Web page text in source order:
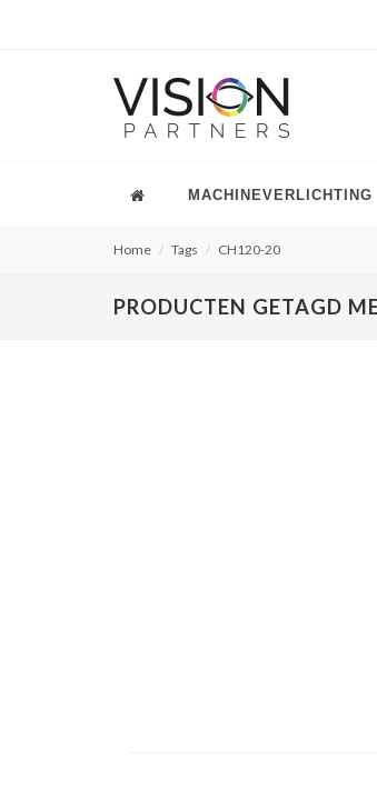
MACHINEVERLICHTING
Home Tags CH120-20
PRODUCTEN GETAGD